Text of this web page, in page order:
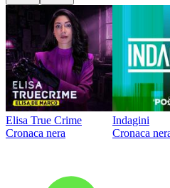
Elisa True Crime
Cronaca nera
Indagini
Cronaca